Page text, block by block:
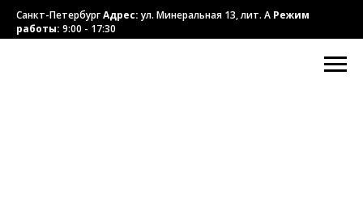
Санкт-ПетербургАдрес:ул. Минеральная 13, лит. А Режим
работы: 9:00 - 17:30